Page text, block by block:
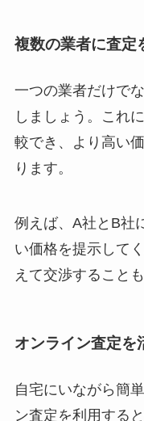
複数の業者に査定
一つの業者だけで
しましょう。これ
較でき、より高い
ります。
例えば、A社とB社
い価格を提示して
えて交渉すること
オンライン査定を
自宅にいながら簡
ン査定を利用する